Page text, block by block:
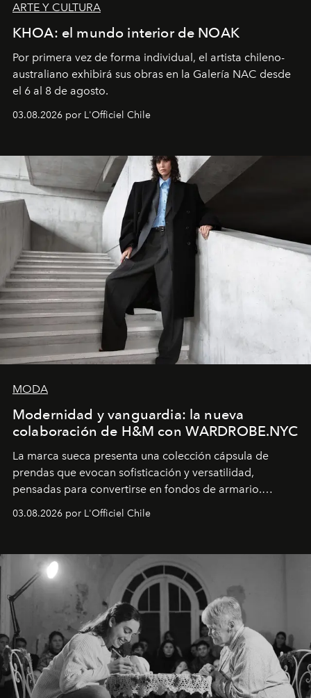
ARTE Y CULTURA
KHOA: el mundo interior de NOAK
Por primera vez de forma individual, el artista chileno-
australiano exhibirá sus obras en la Galería NAC desde
el 6 al 8 de agosto.
03.08.2026 por L'Officiel Chile
MODA
Modernidad y vanguardia: la nueva
colaboración de H&M con WARDROBE.NYC
La marca sueca presenta una colección cápsula de
prendas que evocan sofisticación y versatilidad,
pensadas para convertirse en fondos de armario.
Disponible en Chile desde el 6 de agosto.
03.08.2026 por L'Officiel Chile